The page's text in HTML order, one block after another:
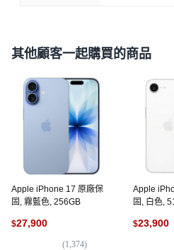
其他顧客一起購買的商品
Apple iPhone 17 原廠保
固, 霧藍色, 256GB
$27,900
(1,374)
Apple
固, 白色,
$23,900